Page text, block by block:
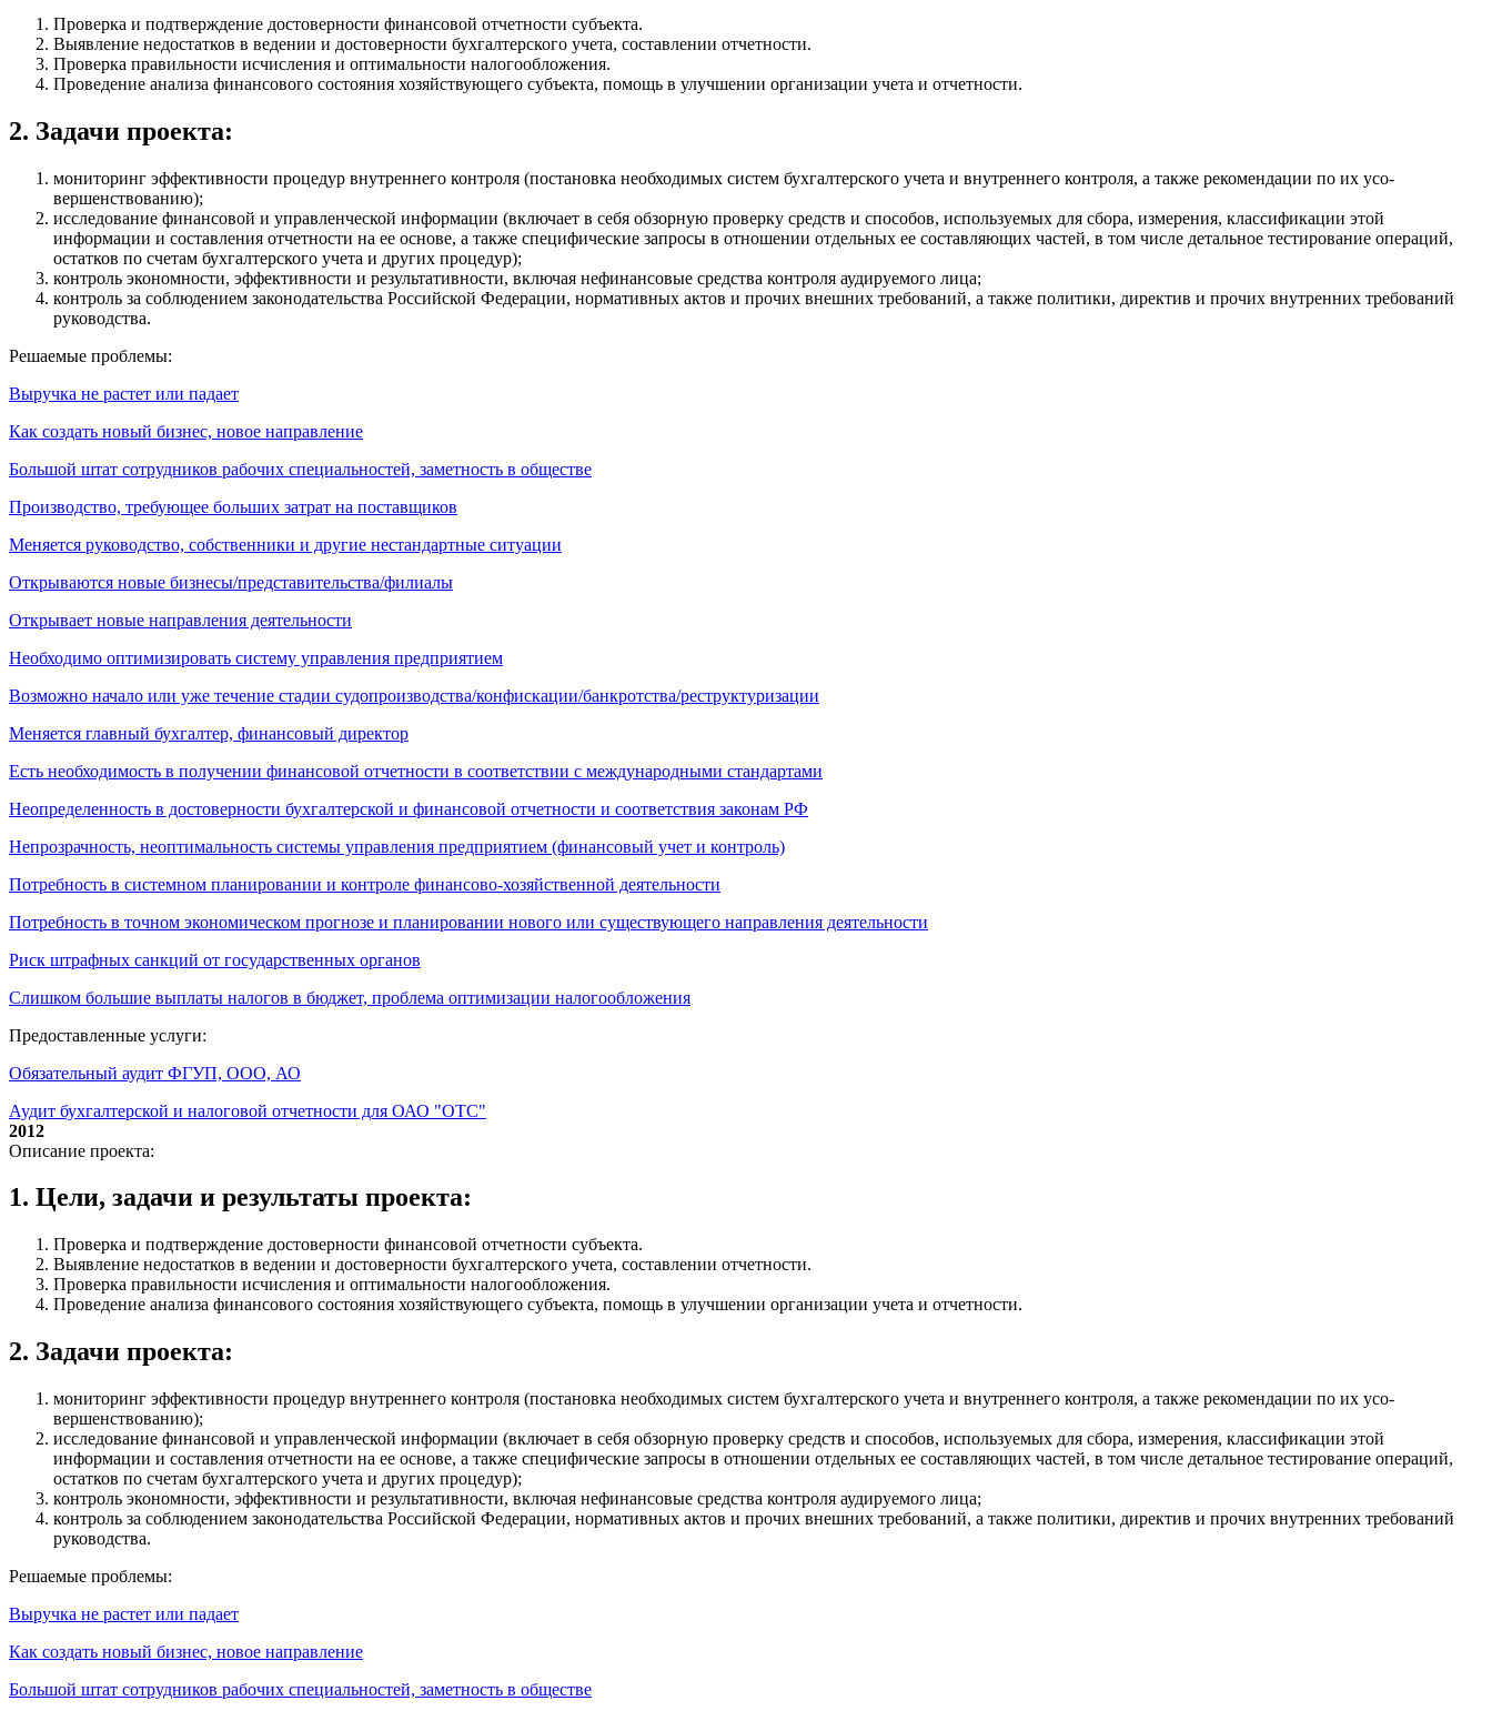
Проверка и подтверждение достоверности финансовой отчетности субъекта.
Выявление недостатков в ведении и достоверности бухгалтерского учета, составлении отчетности.
Проверка правильности исчисления и оптимальности налогообложения.
Проведение анализа финансового состояния хозяйствующего субъекта, помощь в улучшении организации учета и отчетности.
2. Задачи проекта:
мониторинг эффективности процедур внутреннего контроля (постановка необходимых систем бухгалтерского учета и внутреннего контроля, а также рекомендации по их усо-
вершенствованию);
исследование финансовой и управленческой информации (включает в себя обзорную проверку средств и способов, используемых для сбора, измерения, классификации этой
информации и составления отчетности на ее основе, а также специфические запросы в отношении отдельных ее составляющих частей, в том числе детальное тестирование операций,
остатков по счетам бухгалтерского учета и других процедур);
контроль экономности, эффективности и результативности, включая нефинансовые средства контроля аудируемого лица;
контроль за соблюдением законодательства Российской Федерации, нормативных актов и прочих внешних требований, а также политики, директив и прочих внутренних требований
руководства.
Решаемые проблемы:
Выручка не растет или падает
Как создать новый бизнес, новое направление
Большой штат сотрудников рабочих специальностей, заметность в обществе
Производство, требующее больших затрат на поставщиков
Меняется руководство, собственники и другие нестандартные ситуации
Открываются новые бизнесы/представительства/филиалы
Открывает новые направления деятельности
Необходимо оптимизировать систему управления предприятием
Возможно начало или уже течение стадии судопроизводства/конфискации/банкротства/реструктуризации
Меняется главный бухгалтер, финансовый директор
Есть необходимость в получении финансовой отчетности в соответствии с международными стандартами
Неопределенность в достоверности бухгалтерской и финансовой отчетности и соответствия законам РФ
Непрозрачность, неоптимальность системы управления предприятием (финансовый учет и контроль)
Потребность в системном планировании и контроле финансово-хозяйственной деятельности
Потребность в точном экономическом прогнозе и планировании нового или существующего направления деятельности
Риск штрафных санкций от государственных органов
Слишком большие выплаты налогов в бюджет, проблема оптимизации налогообложения
Предоставленные услуги:
Обязательный аудит ФГУП, ООО, АО
Аудит бухгалтерской и налоговой отчетности для ОАО "ОТС"
2012
Описание проекта:
1. Цели, задачи и результаты проекта:
Проверка и подтверждение достоверности финансовой отчетности субъекта.
Выявление недостатков в ведении и достоверности бухгалтерского учета, составлении отчетности.
Проверка правильности исчисления и оптимальности налогообложения.
Проведение анализа финансового состояния хозяйствующего субъекта, помощь в улучшении организации учета и отчетности.
2. Задачи проекта:
мониторинг эффективности процедур внутреннего контроля (постановка необходимых систем бухгалтерского учета и внутреннего контроля, а также рекомендации по их усо-
вершенствованию);
исследование финансовой и управленческой информации (включает в себя обзорную проверку средств и способов, используемых для сбора, измерения, классификации этой
информации и составления отчетности на ее основе, а также специфические запросы в отношении отдельных ее составляющих частей, в том числе детальное тестирование операций,
остатков по счетам бухгалтерского учета и других процедур);
контроль экономности, эффективности и результативности, включая нефинансовые средства контроля аудируемого лица;
контроль за соблюдением законодательства Российской Федерации, нормативных актов и прочих внешних требований, а также политики, директив и прочих внутренних требований
руководства.
Решаемые проблемы:
Выручка не растет или падает
Как создать новый бизнес, новое направление
Большой штат сотрудников рабочих специальностей, заметность в обществе